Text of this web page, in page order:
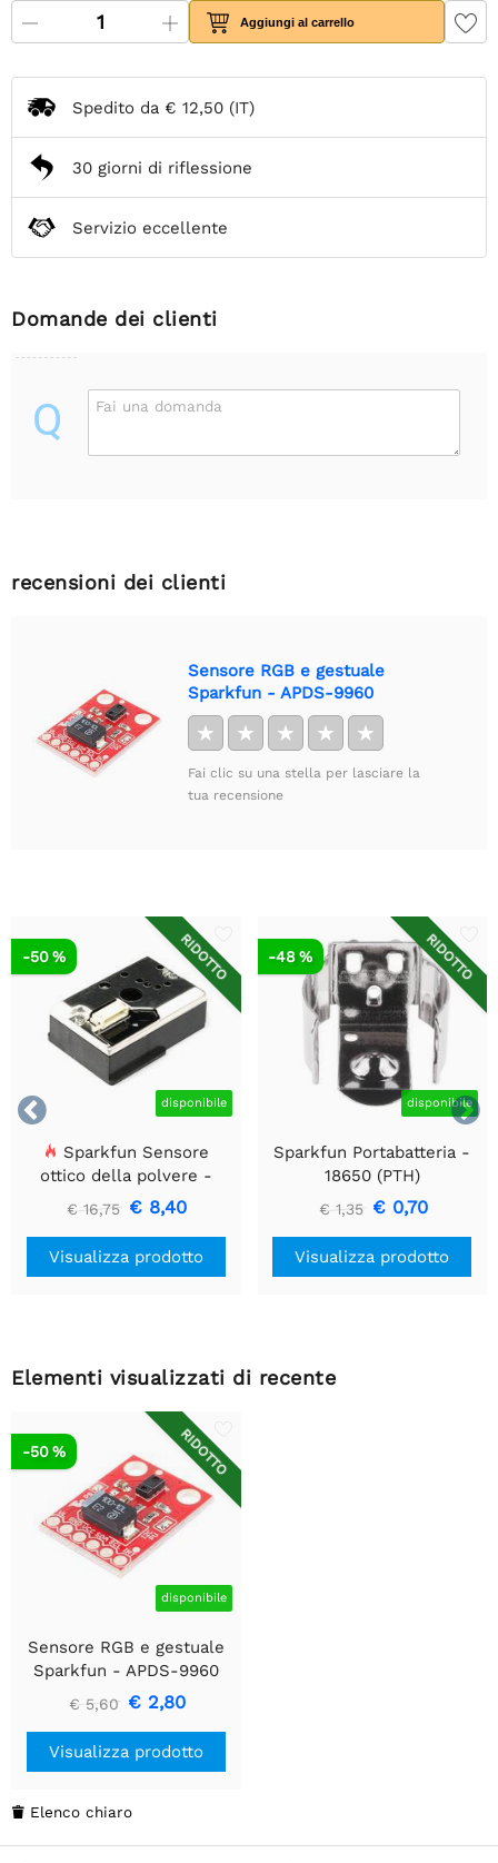
Aggiungi al carrello
Spedito da € 12,50 (IT)
30 giorni di riflessione
Servizio eccellente
Domande dei clienti
Q Fai una domanda
recensioni dei clienti
Sensore RGB e gestuale
Sparkfun - APDS-9960
★ ★ ★ ★ ★
Fai clic su una stella per lasciare la
tua recensione


RIDOTTO
disponibile
-50 %
Sparkfun Sensore
ottico della polvere -
GP2Y1010AU0F
€ 16,75 € 8,40
Visualizza prodotto
RIDOTTO
disponibile
-48 %
Sparkfun Portabatteria -
18650 (PTH)
€ 1,35 € 0,70
Visualizza prodotto
Elementi visualizzati di recente
RIDOTTO
disponibile
-50 %
Sensore RGB e gestuale
Sparkfun - APDS-9960
€ 5,60 € 2,80
Visualizza prodotto
 Elenco chiaro